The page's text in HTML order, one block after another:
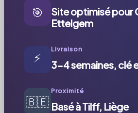
🎯
Site optimisé pour
Ettelgem
⚡
Livraison
3-4 semaines, clé
🇧🇪
Proximité
Basé à Tilff, Liège